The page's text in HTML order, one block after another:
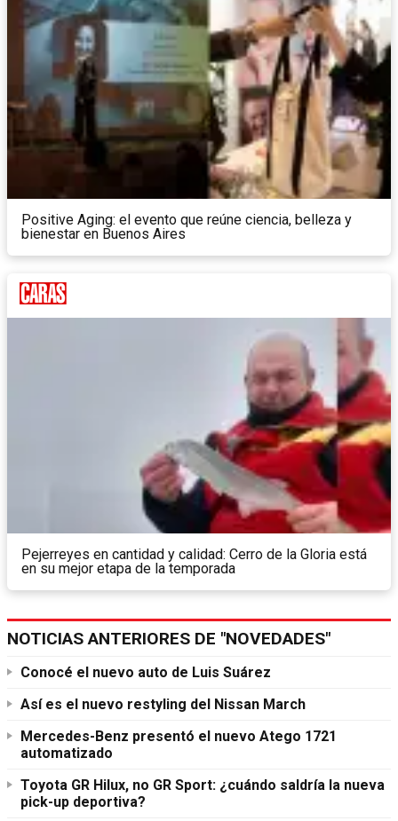
Positive Aging: el evento que reúne ciencia, belleza y
bienestar en Buenos Aires
Pejerreyes en cantidad y calidad: Cerro de la Gloria está
en su mejor etapa de la temporada
NOTICIAS ANTERIORES DE "NOVEDADES"
Conocé el nuevo auto de Luis Suárez
Así es el nuevo restyling del Nissan March
Mercedes-Benz presentó el nuevo Atego 1721
automatizado
Toyota GR Hilux, no GR Sport: ¿cuándo saldría la nueva
pick-up deportiva?